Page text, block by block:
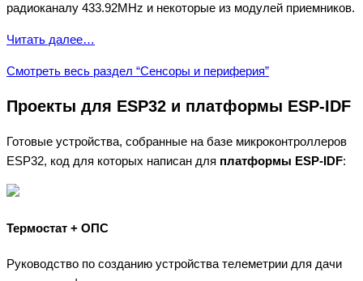
радиоканалу 433.92MHz и некоторые из модулей приемников.
Читать далее…
Смотреть весь раздел “Сенсоры и периферия”
Проекты для ESP32 и платформы ESP-IDF
Готовые устройства, собранные на базе микроконтроллеров
ESP32, код для которых написан для платформы ESP-IDF:
Термостат + ОПС
Руководство по созданию устройства телеметрии для дачи